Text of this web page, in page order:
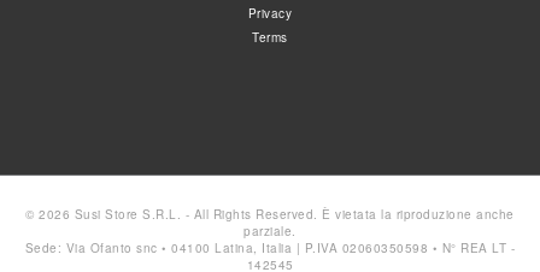
Privacy
Terms
© 2026 Susi Store S.R.L. - All Rights Reserved. È vietata la riproduzione anche
parziale.
Sede: Via Ofanto snc • 04100 Latina, Italia | P.IVA 02060350598 • N° REA LT -
142545